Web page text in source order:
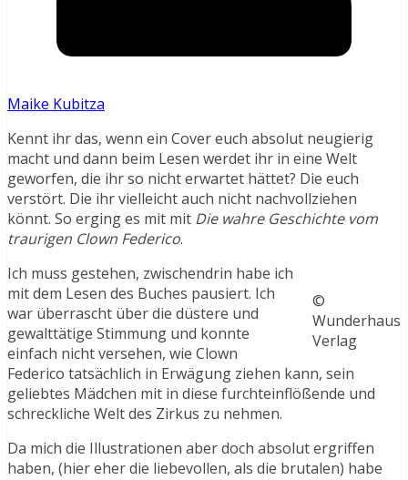
Maike Kubitza
Kennt ihr das, wenn ein Cover euch absolut neugierig
macht und dann beim Lesen werdet ihr in eine Welt
geworfen, die ihr so nicht erwartet hättet? Die euch
verstört. Die ihr vielleicht auch nicht nachvollziehen
könnt. So erging es mit mit Die wahre Geschichte vom
traurigen Clown Federico.
©
Wunderhaus
Verlag
Ich muss gestehen, zwischendrin habe ich
mit dem Lesen des Buches pausiert. Ich
war überrascht über die düstere und
gewalttätige Stimmung und konnte
einfach nicht versehen, wie Clown
Federico tatsächlich in Erwägung ziehen kann, sein
geliebtes Mädchen mit in diese furchteinflößende und
schreckliche Welt des Zirkus zu nehmen.
Da mich die Illustrationen aber doch absolut ergriffen
haben, (hier eher die liebevollen, als die brutalen) habe